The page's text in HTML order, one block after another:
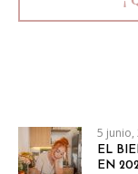
5 junio,
EL
EN